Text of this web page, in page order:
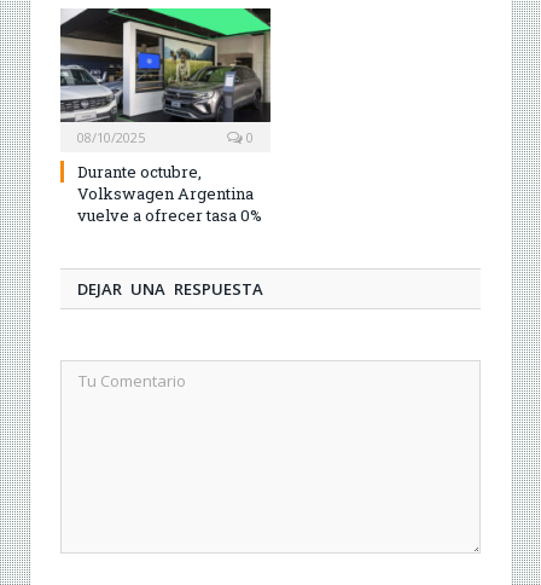
08/10/2025 0
Durante octubre,
Volkswagen Argentina
vuelve a ofrecer tasa 0%
DEJAR UNA RESPUESTA